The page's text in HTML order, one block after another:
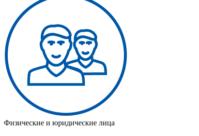
Физические и юридические лица